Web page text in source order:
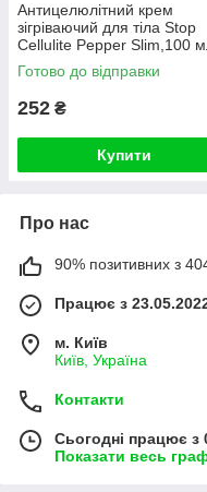
Антицелюлітний крем
зігріваючий для тіла Stop
Cellulite Pepper Slim,100
Готово до відправки
252 ₴
Купити
Про нас
90% позитивних з 404
Працює з
м. Київ
Київ, Україна
Контакти
Сьогодні працює з
Показати весь